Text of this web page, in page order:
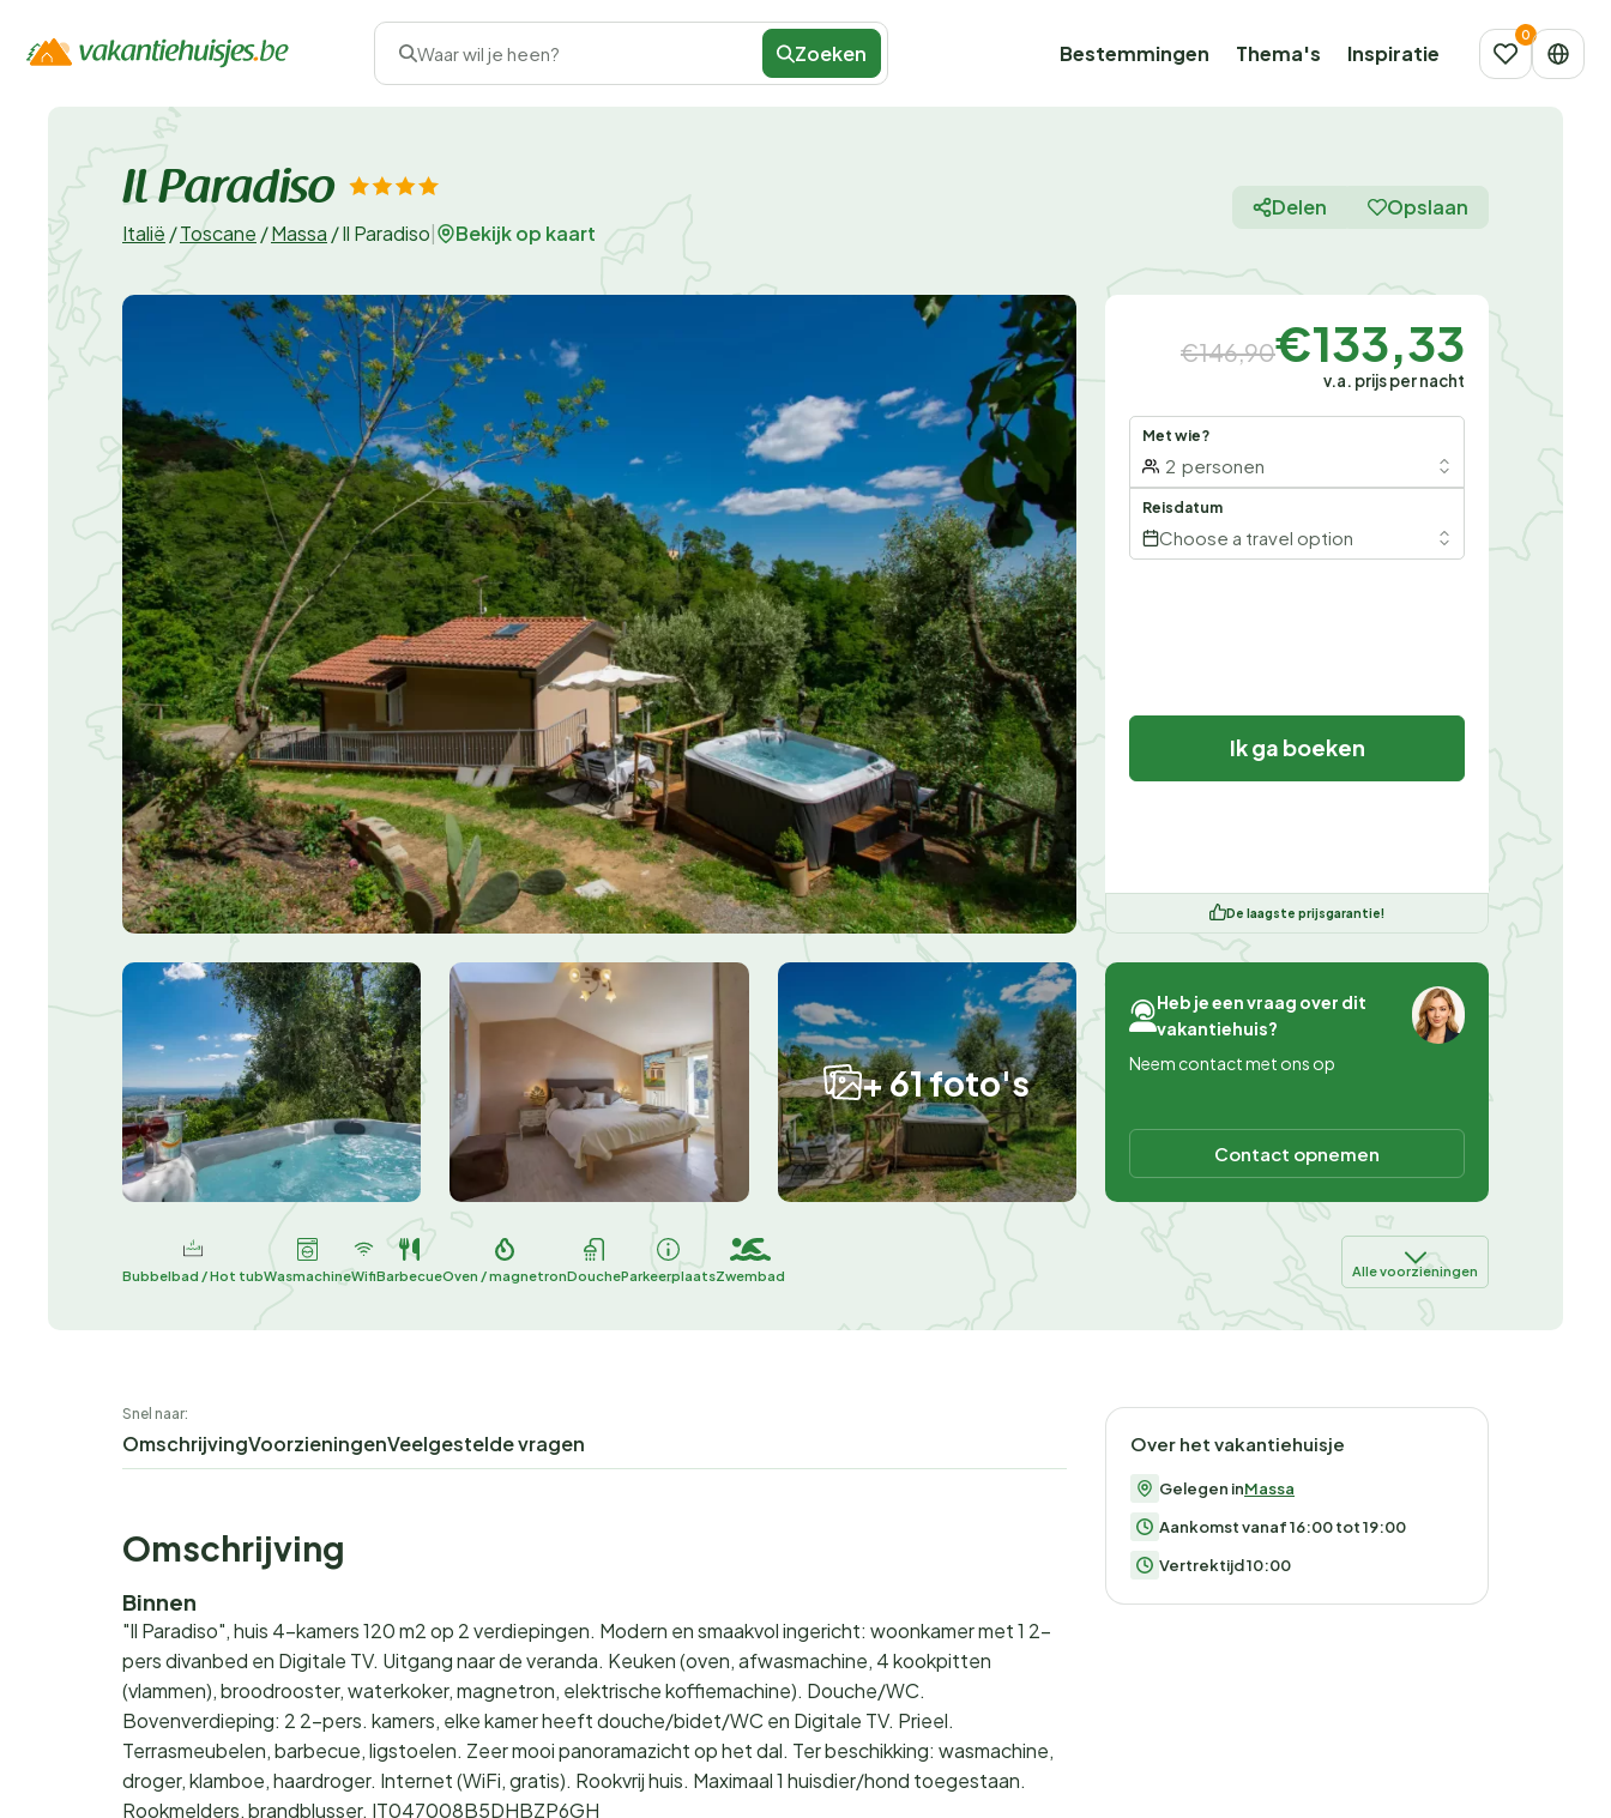
Waar wil je heen? Zoeken Bestemmingen Thema's Inspiratie
Il Paradiso
Italië /Toscane /Massa /Il Paradiso Bekijk op kaart
Delen Opslaan
+ 61 foto's
€146,90€133,33
v.a. prijs per nacht
Met wie?
2 personen
Reisdatum
Choose a travel option
Ik ga boeken
De laagste prijsgarantie!
Heb je een vraag over dit
vakantiehuis?
Neem contact met ons op
Contact opnemen
Bubbelbad / Hot tubWasmachineWifiBarbecueOven / magnetronDoucheParkeerplaatsZwembad Alle voorzieningen
Snel naar:
OmschrijvingVoorzieningenVeelgestelde vragen
Omschrijving
Binnen
"Il Paradiso", huis 4-kamers 120 m2 op 2 verdiepingen. Modern en smaakvol ingericht: woonkamer met 1 2-
pers divanbed en Digitale TV. Uitgang naar de veranda. Keuken (oven, afwasmachine, 4 kookpitten
(vlammen), broodrooster, waterkoker, magnetron, elektrische koffiemachine). Douche/WC.
Bovenverdieping: 2 2-pers. kamers, elke kamer heeft douche/bidet/WC en Digitale TV. Prieel.
Terrasmeubelen, barbecue, ligstoelen. Zeer mooi panoramazicht op het dal. Ter beschikking: wasmachine,
droger, klamboe, haardroger. Internet (WiFi, gratis). Rookvrij huis. Maximaal 1 huisdier/hond toegestaan.
Rookmelders, brandblusser. IT047008B5DHBZP6GH
Over het vakantiehuisje
Gelegen inMassa
Aankomst vanaf 16:00 tot 19:00
Vertrektijd 10:00